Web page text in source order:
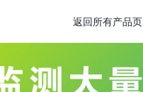
返回所有产品页